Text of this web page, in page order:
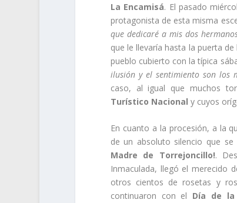
La Encamisá. El pasado
protagonista de esta misma
que dedicaré a mis dos
que le llevaría hasta la puerta
pueblo cubierto con la típica
ilusión y el sentimiento son los
caso, al igual que muchos
Turístico Nacional y cuyos
En cuanto a la procesión, a la
de un absoluto silencio que
Madre de Torrejoncillo!.
Inmaculada, llegó el merecido
otros cientos de rosetas y
continuaron con el Día de la